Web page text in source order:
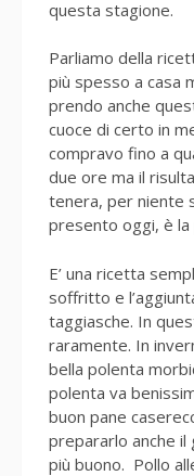
questa stagione.
Parliamo della
più spesso a casa
prendo anche
cuoce di certo in
compravo fino a
due ore ma il
tenera, per niente
presento oggi, è
E’ una ricetta
soffritto e
taggiasche. In
raramente. In
bella polenta
polenta va
buon pane
prepararlo anche il
più buono. Pollo